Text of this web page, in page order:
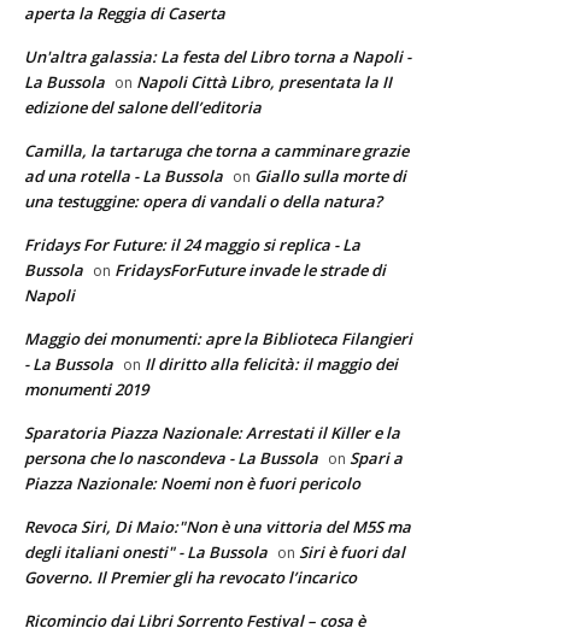
aperta la Reggia di Caserta
Un'altra galassia: La festa del Libro torna a Napoli -
La Bussola on Napoli Città Libro, presentata la II
edizione del salone dell’editoria
Camilla, la tartaruga che torna a camminare grazie
ad una rotella - La Bussola on Giallo sulla morte di
una testuggine: opera di vandali o della natura?
Fridays For Future: il 24 maggio si replica - La
Bussola on FridaysForFuture invade le strade di
Napoli
Maggio dei monumenti: apre la Biblioteca Filangieri
- La Bussola on Il diritto alla felicità: il maggio dei
monumenti 2019
Sparatoria Piazza Nazionale: Arrestati il Killer e la
persona che lo nascondeva - La Bussola on Spari a
Piazza Nazionale: Noemi non è fuori pericolo
Revoca Siri, Di Maio:"Non è una vittoria del M5S ma
degli italiani onesti" - La Bussola on Siri è fuori dal
Governo. Il Premier gli ha revocato l’incarico
Ricomincio dai Libri Sorrento Festival – cosa è